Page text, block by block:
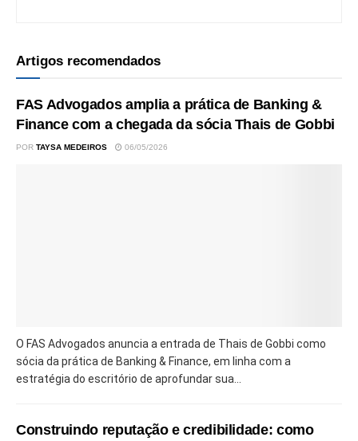
Artigos recomendados
FAS Advogados amplia a prática de Banking &
Finance com a chegada da sócia Thais de Gobbi
POR TAYSA MEDEIROS 06/05/2026
O FAS Advogados anuncia a entrada de Thais de Gobbi como
sócia da prática de Banking & Finance, em linha com a
estratégia do escritório de aprofundar sua...
Construindo reputação e credibilidade: como